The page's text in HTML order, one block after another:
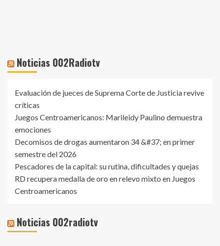
Noticias 002Radiotv
Evaluación de jueces de Suprema Corte de Justicia revive
críticas
Juegos Centroamericanos: Marileidy Paulino demuestra
emociones
Decomisos de drogas aumentaron 34 &#37; en primer
semestre del 2026
Pescadores de la capital: su rutina, dificultades y quejas
RD recupera medalla de oro en relevo mixto en Juegos
Centroamericanos
Noticias 002radiotv